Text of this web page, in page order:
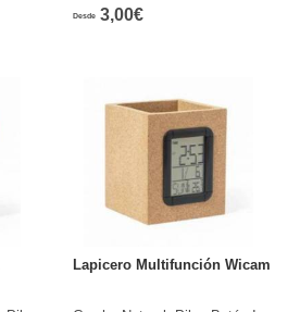
Desde 3,00€
Lapicero Multifunción Wicam